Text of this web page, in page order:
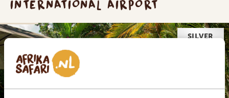
INTERNATIONAL AIRPORT
SILVER